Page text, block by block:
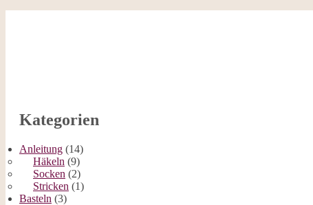
Kategorien
Anleitung (14)
Häkeln (9)
Socken (2)
Stricken (1)
Basteln (3)